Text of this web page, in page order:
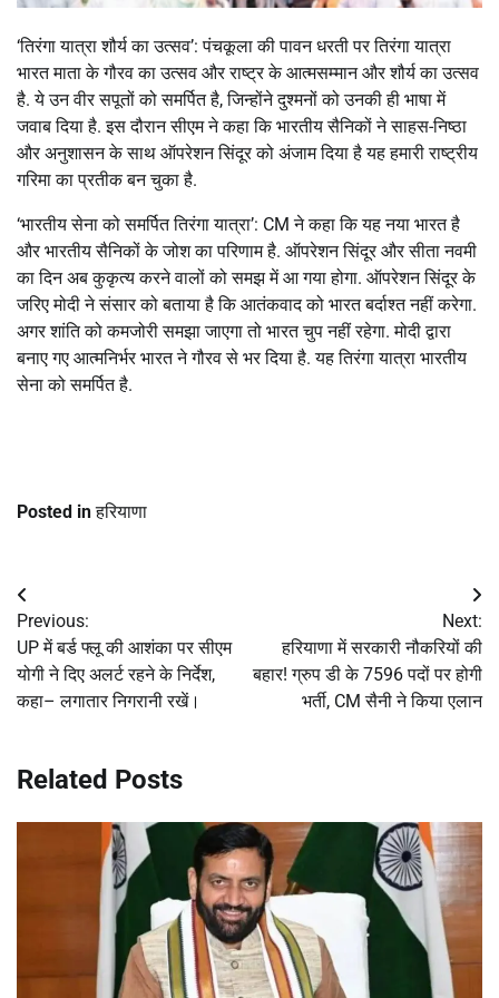
‘तिरंगा यात्रा शौर्य का उत्सव’: पंचकूला की पावन धरती पर तिरंगा यात्रा
भारत माता के गौरव का उत्सव और राष्ट्र के आत्मसम्मान और शौर्य का उत्सव
है. ये उन वीर सपूतों को समर्पित है, जिन्होंने दुश्मनों को उनकी ही भाषा में
जवाब दिया है. इस दौरान सीएम ने कहा कि भारतीय सैनिकों ने साहस-निष्ठा
और अनुशासन के साथ ऑपरेशन सिंदूर को अंजाम दिया है यह हमारी राष्ट्रीय
गरिमा का प्रतीक बन चुका है.
‘भारतीय सेना को समर्पित तिरंगा यात्रा’: CM ने कहा कि यह नया भारत है
और भारतीय सैनिकों के जोश का परिणाम है. ऑपरेशन सिंदूर और सीता नवमी
का दिन अब कुकृत्य करने वालों को समझ में आ गया होगा. ऑपरेशन सिंदूर के
जरिए मोदी ने संसार को बताया है कि आतंकवाद को भारत बर्दाश्त नहीं करेगा.
अगर शांति को कमजोरी समझा जाएगा तो भारत चुप नहीं रहेगा. मोदी द्वारा
बनाए गए आत्मनिर्भर भारत ने गौरव से भर दिया है. यह तिरंगा यात्रा भारतीय
सेना को समर्पित है.
Posted inहरियाणा
Post
navigation
Previous:
UP में बर्ड फ्लू की आशंका पर सीएम
योगी ने दिए अलर्ट रहने के निर्देश,
कहा– लगातार निगरानी रखें।
Next:
हरियाणा में सरकारी नौकरियों की
बहार! ग्रुप डी के 7596 पदों पर होगी
भर्ती, CM सैनी ने किया एलान
Related Posts